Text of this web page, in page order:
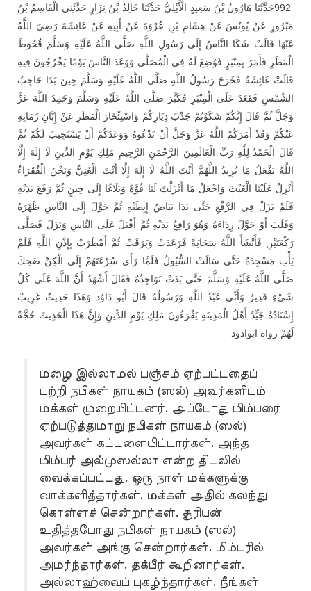
992حَدَّثَنَا هَارُونُ بْنُ سَعِيدٍ الْأَيْلِيُّ حَدَّثَنَا خَالِدُ بْنُ نِزَارٍ حَدَّثَنِي الْقَاسِمُ بْنُ
مَبْرُورٍ عَنْ يُونُسَ عَنْ هِشَامِ بْنِ عُرْوَةَ عَنْ أَبِيهِ عَنْ عَائِشَةَ رَضِيَ اللَّهُ
عَنْهَا قَالَتْ شَكَا النَّاسُ إِلَى رَسُولِ اللَّهِ صَلَّى اللَّهُ عَلَيْهِ وَسَلَّمَ قُحُوطَ
الْمَطَرِ فَأَمَرَ بِمِنْبَرٍ فَوُضِعَ لَهُ فِي الْمُصَلَّى وَوَعَدَ النَّاسَ يَوْمًا يَخْرُجُونَ فِيهِ
قَالَتْ عَائِشَةُ فَخَرَجَ رَسُولُ اللَّهِ صَلَّى اللَّهُ عَلَيْهِ وَسَلَّمَ حِينَ بَدَا حَاجِبُ
الشَّمْسِ فَقَعَدَ عَلَى الْمِنْبَرِ فَكَبَّرَ صَلَّى اللَّهُ عَلَيْهِ وَسَلَّمَ وَحَمِدَ اللَّهَ عَزَّ
وَجَلَّ ثُمَّ قَالَ إِنَّكُمْ شَكَوْتُمْ جَدْبَ دِيَارِكُمْ وَاسْتِئْخَارَ الْمَطَرِ عَنْ إِبَّانِ زَمَانِهِ
عَنْكُمْ وَقَدْ أَمَرَكُمْ اللَّهُ عَزَّ وَجَلَّ أَنْ تَدْعُوهُ وَوَعَدَكُمْ أَنْ يَسْتَجِيبَ لَكُمْ ثُمَّ
قَالَ الْحَمْدُ لِلَّهِ رَبِّ الْعَالَمِينَ الرَّحْمَنِ الرَّحِيمِ مَلِكِ يَوْمِ الدِّينِ لَا إِلَهَ إِلَّا
اللَّهُ يَفْعَلُ مَا يُرِيدُ اللَّهُمَّ أَنْتَ اللَّهُ لَا إِلَهَ إِلَّا أَنْتَ الْغَنِيُّ وَنَحْنُ الْفُقَرَاءُ
أَنْزِلْ عَلَيْنَا الْغَيْثَ وَاجْعَلْ مَا أَنْزَلْتَ لَنَا قُوَّةً وَبَلَاغًا إِلَى حِينٍ ثُمَّ رَفَعَ يَدَيْهِ
فَلَمْ يَزَلْ فِي الرَّفْعِ حَتَّى بَدَا بَيَاضُ إِبِطَيْهِ ثُمَّ حَوَّلَ إِلَى النَّاسِ ظَهْرَهُ
وَقَلَبَ أَوْ حَوَّلَ رِدَاءَهُ وَهُوَ رَافِعٌ يَدَيْهِ ثُمَّ أَقْبَلَ عَلَى النَّاسِ وَنَزَلَ فَصَلَّى
رَكْعَتَيْنِ فَأَنْشَأَ اللَّهُ سَحَابَةً فَرَعَدَتْ وَبَرَقَتْ ثُمَّ أَمْطَرَتْ بِإِذْنِ اللَّهِ فَلَمْ
يَأْتِ مَسْجِدَهُ حَتَّى سَالَتْ السُّيُولُ فَلَمَّا رَأَى سُرْعَتَهُمْ إِلَى الْكِنِّ ضَحِكَ
صَلَّى اللَّهُ عَلَيْهِ وَسَلَّمَ حَتَّى بَدَتْ نَوَاجِذُهُ فَقَالَ أَشْهَدُ أَنَّ اللَّهَ عَلَى كُلِّ
شَيْءٍ قَدِيرٌ وَأَنِّي عَبْدُ اللَّهِ وَرَسُولُهُ قَالَ أَبُو دَاوُد وَهَذَا حَدِيثٌ غَرِيبٌ
إِسْنَادُهُ جَيِّدٌ أَهْلُ الْمَدِينَةِ يَقْرَءُونَ مَلِكِ يَوْمِ الدِّينِ وَإِنَّ هَذَا الْحَدِيثَ حُجَّةٌ
لَهُمْ رواه ابوادود
மழை இல்லாமல் பஞ்சம் ஏற்பட்டதைப்
பற்றி நபிகள் நாயகம் (ஸல்) அவர்களிடம்
மக்கள் முறையிட்டனர். அப்போது மிம்பரை
ஏற்படுத்துமாறு நபிகள் நாயகம் (ஸல்)
அவர்கள் கட்டளையிட்டார்கள். அந்த
மிம்பர் அல்முஸல்லா என்ற திடலில்
வைக்கப்பட்டது. ஒரு நாள் மக்களுக்கு
வாக்களித்தார்கள். மக்கள் அதில் கலந்து
கொள்ளச் சென்றார்கள். சூரியன்
உதித்தபோது நபிகள் நாயகம் (ஸல்)
அவர்கள் அங்கு சென்றார்கள். மிம்பரில்
அமர்ந்தார்கள். தக்பீர் கூறினார்கள்.
அல்லாஹ்வைப் புகழ்ந்தார்கள். நீங்கள்